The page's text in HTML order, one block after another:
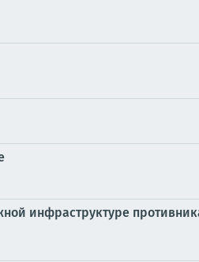
инфраструктуре